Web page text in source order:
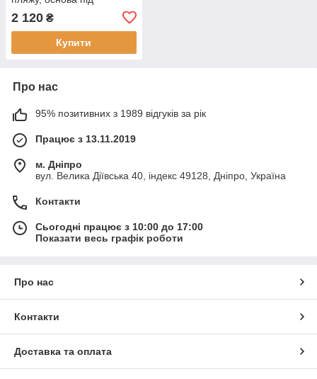
2 120 ₴
Купити
Про нас
95% позитивних з 1989 відгуків за рік
Працює з 13.11.2019
м. Дніпро
вул. Велика Діївська 40, індекс 49128, Дніпро, Україна
Контакти
Сьогодні працює з 10:00 до 17:00
Показати весь графік роботи
Про нас
Контакти
Доставка та оплата